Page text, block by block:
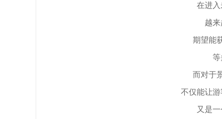
在进
越
期望能
而对于
不仅能让
又是